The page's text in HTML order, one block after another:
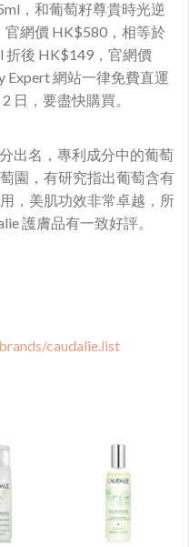
，和葡萄籽尊貴時光逆
網價 HK$580，相等於
折後 HK$149，官網價
Expert 網站一律免費直運
日，要盡快購買。
出名，專利成分中的葡萄
園，有研究指出葡萄含有
，美肌功效非常卓越，所
護膚品有一致好評。
brands/caudalie.list